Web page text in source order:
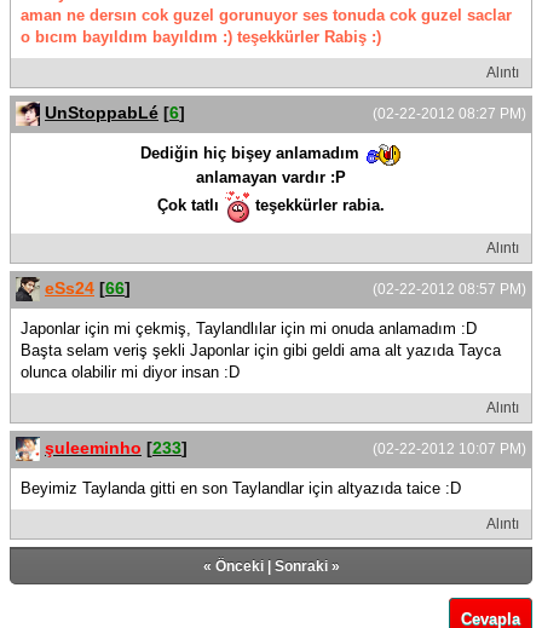
aman ne dersın cok guzel gorunuyor ses tonuda cok guzel saclar
o bıcım bayıldım bayıldım :) teşekkürler Rabiş :)
Alıntı
(02-22-2012 08:27 PM)
UnStoppabLé [6]
Dediğin hiç bişey anlamadım
anlamayan vardır :P
Çok tatlı
teşekkürler rabia.
Alıntı
(02-22-2012 08:57 PM)
eSs24 [66]
Japonlar için mi çekmiş, Taylandlılar için mi onuda anlamadım :D
Başta selam veriş şekli Japonlar için gibi geldi ama alt yazıda Tayca
olunca olabilir mi diyor insan :D
Alıntı
(02-22-2012 10:07 PM)
şuleeminho [233]
Beyimiz Taylanda gitti en son Taylandlar için altyazıda taice :D
Alıntı
« Önceki| Sonraki»
Cevapla